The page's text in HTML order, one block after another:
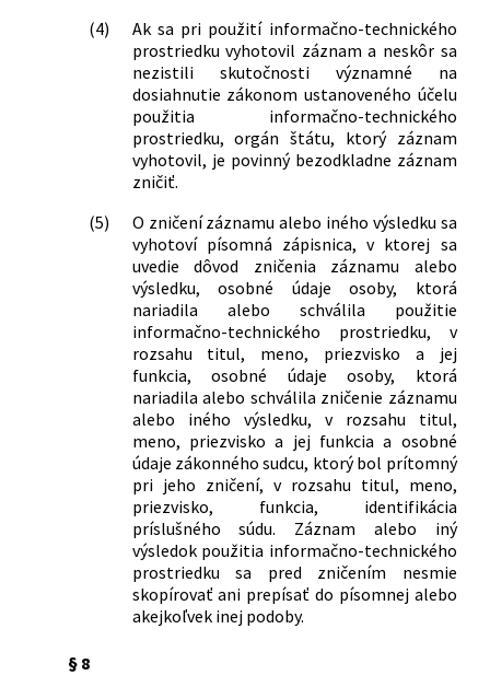
(4)
Ak sa pri použití informačno-technického
prostriedku vyhotovil záznam a neskôr sa
nezistili skutočnosti významné na
dosiahnutie zákonom ustanoveného účelu
použitia informačno-technického
prostriedku, orgán štátu, ktorý záznam
vyhotovil, je povinný bezodkladne záznam
zničiť.
(5)
O zničení záznamu alebo iného výsledku sa
vyhotoví písomná zápisnica, v ktorej sa
uvedie dôvod zničenia záznamu alebo
výsledku, osobné údaje osoby, ktorá
nariadila alebo schválila použitie
informačno-technického prostriedku, v
rozsahu titul, meno, priezvisko a jej
funkcia, osobné údaje osoby, ktorá
nariadila alebo schválila zničenie záznamu
alebo iného výsledku, v rozsahu titul,
meno, priezvisko a jej funkcia a osobné
údaje zákonného sudcu, ktorý bol prítomný
pri jeho zničení, v rozsahu titul, meno,
priezvisko, funkcia, identifikácia
príslušného súdu. Záznam alebo iný
výsledok použitia informačno-technického
prostriedku sa pred zničením nesmie
skopírovať ani prepísať do písomnej alebo
akejkoľvek inej podoby.
§ 8